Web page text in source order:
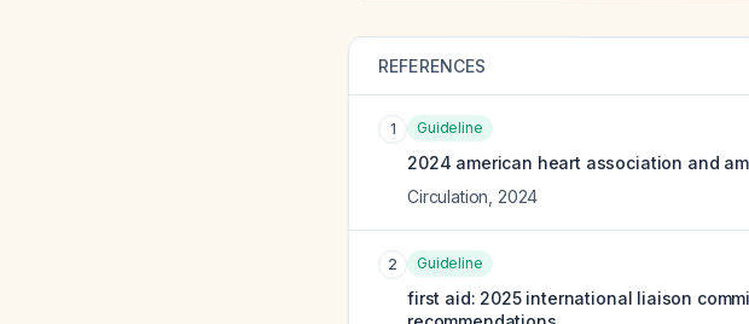
REFERENCES
1 Guideline
2024 american heart association and
Circulation 2024
2 Guideline
first aid: 2025 international liaison